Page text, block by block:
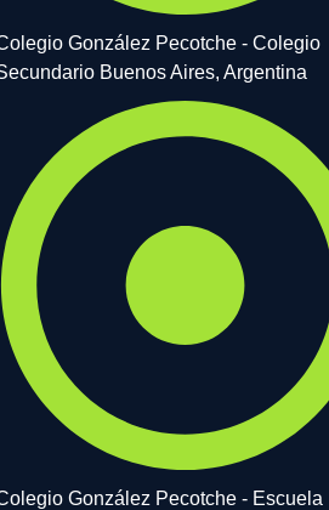
González Pecotche - Colegio
Buenos Aires, Argentina
González Pecotche - Escuela